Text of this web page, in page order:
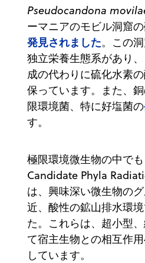
Pseudocandona
ーマニアのモビル洞窟
発見されました。この
独立栄養生態系があり
成の代わりに硫化水素
保っています。また、
限環境菌、特に好塩菌の
す。
極限環境微生物の中で
Candidate Phyla
は、興味深い微生物の
近、酸性の鉱山排水環
た。これらは、超小型
て宿主生物との相互作
しています。